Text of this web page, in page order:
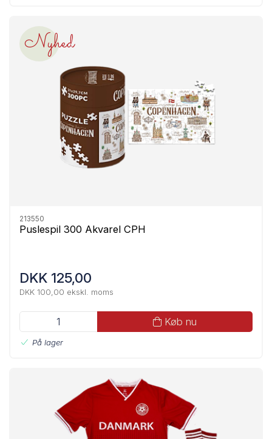
Nyhed
213550
Puslespil 300 Akvarel CPH
DKK 125,00
DKK 100,00 ekskl. moms
Køb nu
På lager